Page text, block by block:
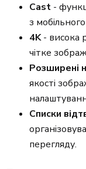
Cast -
з
4K- висока
чітке
Розширені
якості
Списки
перегляду.